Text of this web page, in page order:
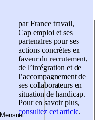
par France travail,
Cap emploi et ses
partenaires pour ses
actions concrètes en
faveur du recrutement,
de l’intégration et de
l’accompagnement de
ses collaborateurs en
situation de handicap.
Pour en savoir plus,
consultez cet article.